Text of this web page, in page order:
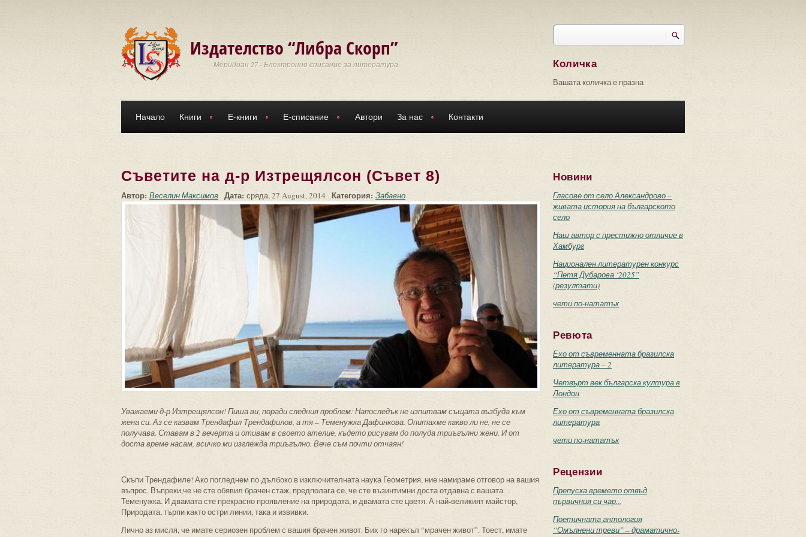
Издателство “Либра Скорп”
Меридиан 27 - Електронно списание за литература
Търси
Количка
Вашата количка е празна
Начало Книги Е-книги Е-списание Автори За нас Контакти
Съветите на д-р Изтрещялсон (Съвет 8)
Автор: Веселин Максимов Дата: сряда, 27 August, 2014 Категория: Забавно
Уважаеми д-р Изтрещялсон! Пиша ви, поради следния проблем: Напоследък не изпитвам същата възбуда към
жена си. Аз се казвам Трендафил Трендафилов, а тя – Теменужка Дафинкова. Опитахме какво ли не, не се
получава. Ставам в 2 вечерта и отивам в своето ателие, където рисувам до полуда триъгълни жени. И от
доста време насам, всичко ми изглежда триъгълно. Вече съм почти отчаян!
Скъпи Трендафиле! Ако погледнем по-дълбоко в изключителната наука Геометрия, ние намираме отговор на вашия
въпрос. Въпреки,че не сте обявил брачен стаж, предполага се, че сте възинтимни доста отдавна с вашата
Теменужка. И двамата сте прекрасно проявление на природата, и двамата сте цветя. А най-великият майстор,
Природата, търпи както остри линии, така и извивки.
Лично аз мисля, че имате сериозен проблем с вашия брачен живот. Бих го нарекъл “мрачен живот”. Тоест, имате
Новини
Гласове от село Александрово –
живата история на българското
село
Наш автор с престижно отличие в
Хамбург
Национален литературен конкурс
“Петя Дубарова ‘2025”
(резултати)
чети по-нататък
Ревюта
Ехо от съвременната бразилска
литература – 2
Четвърт век българска култура в
Лондон
Ехо от съвременната бразилска
литература
чети по-нататък
Рецензии
Препуска времето отвъд
първичния си чар...
Поетичната антология
“Омълнени треви” – драматично-